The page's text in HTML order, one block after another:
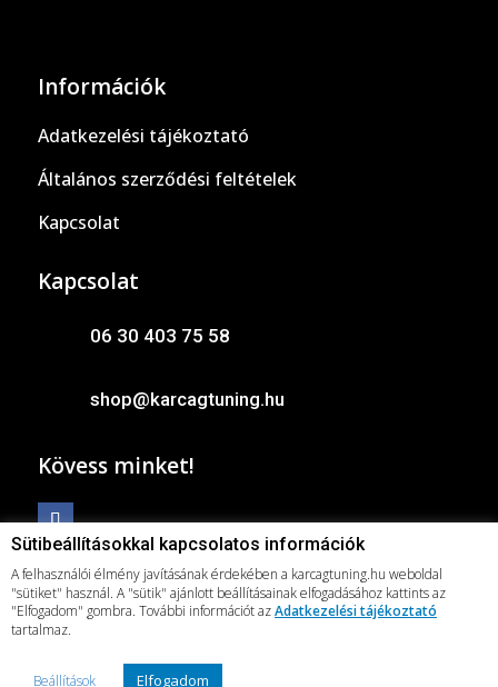
Információk
Adatkezelési tájékoztató
Általános szerződési feltételek
Kapcsolat
Kapcsolat
06 30 403 75 58
shop@karcagtuning.hu
Kövess minket!
jog fenntartva
Sütibeállításokkal kapcsolatos információk
A felhasználói élmény javításának érdekében a karcagtuning.hu weboldal
"sütiket" használ. A "sütik" ajánlott beállításainak elfogadásához kattints az
"Elfogadom" gombra. További információt azAdatkezelési tájékoztató
tartalmaz.
Beállítások Elfogadom